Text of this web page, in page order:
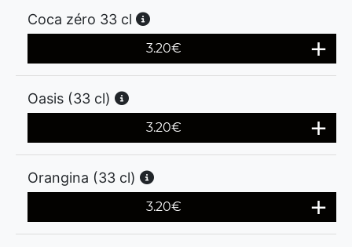
Coca zéro 33 cl
3.20€
Oasis (33 cl)
3.20€
Orangina (33 cl)
3.20€